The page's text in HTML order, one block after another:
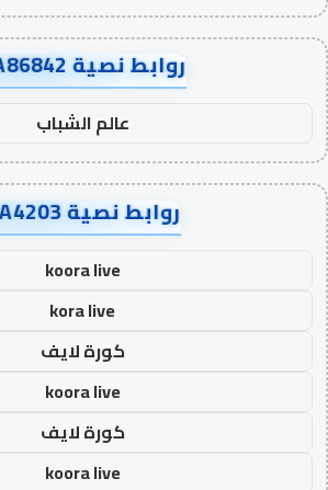
روابط نصية AA86842
عالم الشباب
روابط نصية AA4203
koora live
kora live
كورة لايف
koora live
كورة لايف
koora live